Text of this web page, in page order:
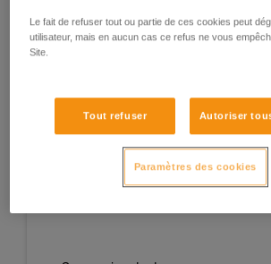
Suspension d’une personne sur
Le fait de refuser tout ou partie de ces cookies peut
utilisateur, mais en aucun cas ce refus ne vous
Site.
Tout refuser Autoriser
Paramètres des cookies